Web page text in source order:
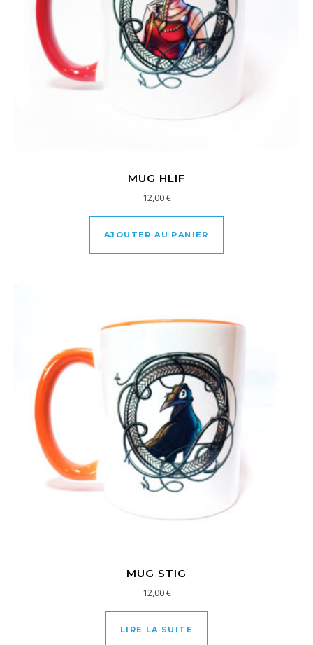
MUG HLIF
12,00€
AJOUTER AU PANIER
MUG STIG
12,00€
LIRE LA SUITE